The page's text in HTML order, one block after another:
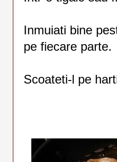
Inmuiati bine
pe fiecare parte.
Scoateti-l pe